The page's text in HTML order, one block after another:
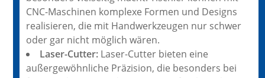
CNC-Maschinen komplexe Formen und Designs
realisieren, die mit Handwerkzeugen nur schwer
oder gar nicht möglich wären.
Laser-Cutter:Laser-Cutter bieten eine
außergewöhnliche Präzision, die besonders bei